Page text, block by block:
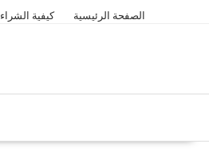
الصفحة الرئيسية كيفية الشراء